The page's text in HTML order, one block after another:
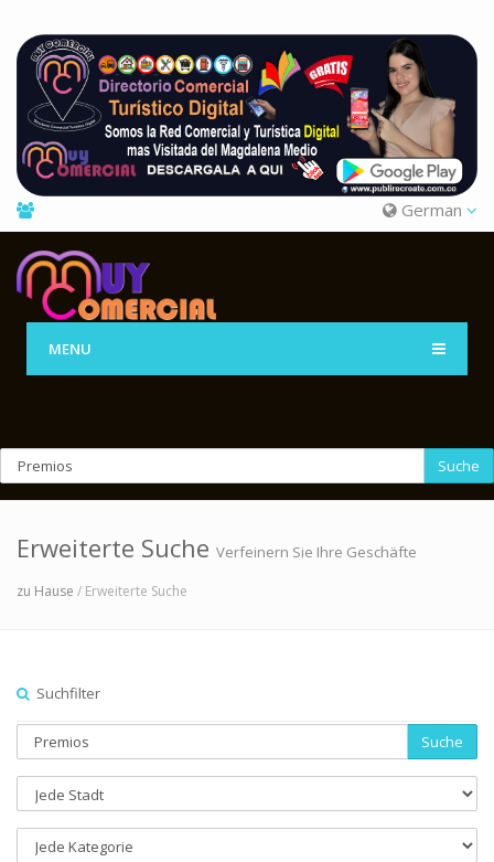
German
MENU
Suche
Erweiterte Suche Verfeinern Sie Ihre Geschäfte
zu Hause / Erweiterte Suche
Suchfilter
Suche